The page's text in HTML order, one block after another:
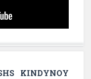
KINDYNOY